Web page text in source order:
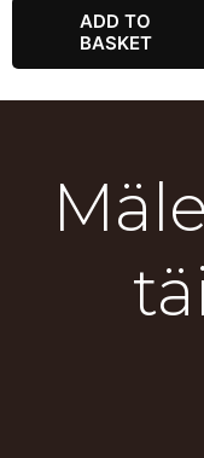
ADD TO
BASKET